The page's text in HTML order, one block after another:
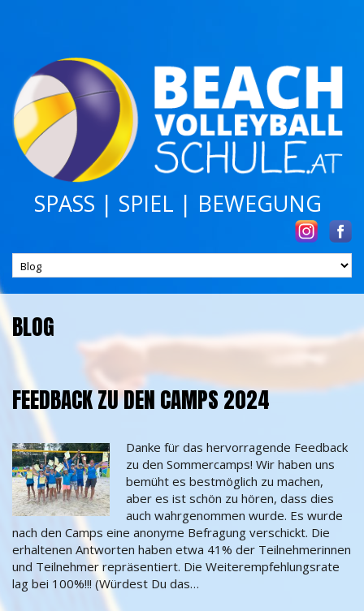
SPASS | SPIEL | BEWEGUNG
BLOG
FEEDBACK ZU DEN CAMPS 2024
Danke für das hervorragende Feedback
zu den Sommercamps! Wir haben uns
bemüht es bestmöglich zu machen,
aber es ist schön zu hören, dass dies
auch wahrgenommen wurde. Es wurde
nach den Camps eine anonyme Befragung verschickt. Die
erhaltenen Antworten haben etwa 41% der Teilnehmerinnen
und Teilnehmer repräsentiert. Die Weiterempfehlungsrate
lag bei 100%!!! (Würdest Du das…